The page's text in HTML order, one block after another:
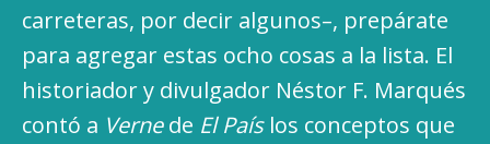
carreteras, por decir algunos–, prepárate
para agregar estas ocho cosas a la lista. El
historiador y divulgador Néstor F. Marqués
contó a Vernede El Paíslos conceptos que